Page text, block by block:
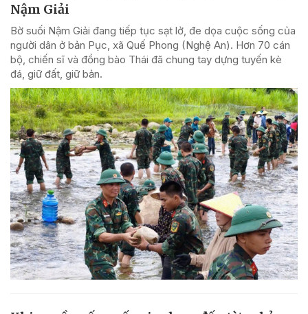
Nậm Giải
Bờ suối Nậm Giải đang tiếp tục sạt lở, đe dọa cuộc sống của
người dân ở bản Pục, xã Quế Phong (Nghệ An). Hơn 70 cán
bộ, chiến sĩ và đồng bào Thái đã chung tay dựng tuyến kè
đá, giữ đất, giữ bản.